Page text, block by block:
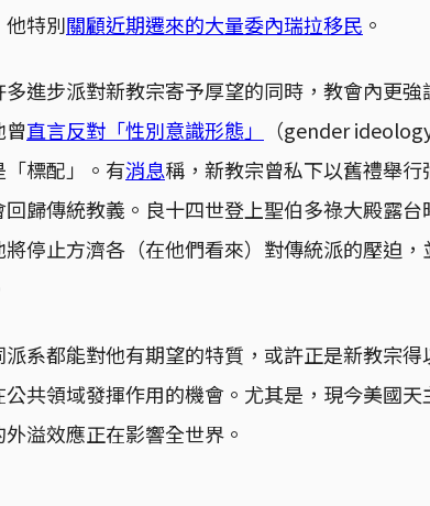
特別關顧近期遷來的大量委內瑞拉移民 。
多進步派對新教宗寄予厚望的同時，教會內更
曾直言反對「性別意識形態」
（gender
「標配」。有消息稱，新教宗曾私下以舊禮舉
回歸傳統教義。良十四世登上聖伯多祿大殿露
將停止方濟各（在他們看來）對傳統派的壓迫
派系都能對他有期望的特質，或許正是新教宗
公共領域發揮作用的機會。尤其是，現今美國
溢效應正在影響全世界。